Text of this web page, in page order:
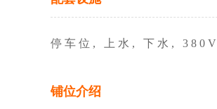
停车位, 上水, 下水, 380V
铺位介绍